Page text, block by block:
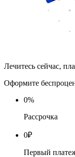
Лечитесь сейчас,
Оформите
0%
Рассрочка
0₽
Первый